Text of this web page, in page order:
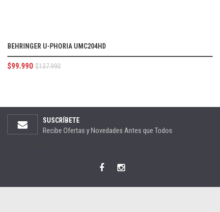
BEHRINGER U-PHORIA UMC204HD
$137.990
$99.990
SUSCRÍBETE
Recibe Ofertas y Novedades Antes que Todos